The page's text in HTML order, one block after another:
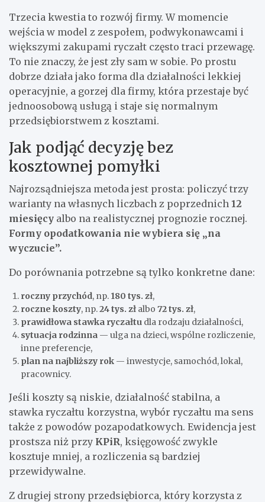
Trzecia kwestia to rozwój firmy. W momencie
wejścia w model z zespołem, podwykonawcami i
większymi zakupami ryczałt często traci przewagę.
To nie znaczy, że jest zły sam w sobie. Po prostu
dobrze działa jako forma dla działalności lekkiej
operacyjnie, a gorzej dla firmy, która przestaje być
jednoosobową usługą i staje się normalnym
przedsiębiorstwem z kosztami.
Jak podjąć decyzję bez
kosztownej pomyłki
Najrozsądniejsza metoda jest prosta: policzyć trzy
warianty na własnych liczbach z poprzednich 12
miesięcy albo na realistycznej prognozie rocznej.
Formy opodatkowania nie wybiera się „na
wyczucie”.
Do porównania potrzebne są tylko konkretne dane:
roczny przychód, np. 180 tys. zł,
roczne koszty, np.24 tys. zł albo 72 tys. zł,
prawidłowa stawka ryczałtu dla rodzaju działalności,
sytuacja rodzinna — ulga na dzieci, wspólne rozliczenie,
inne preferencje,
plan na najbliższy rok — inwestycje, samochód, lokal,
pracownicy.
Jeśli koszty są niskie, działalność stabilna, a
stawka ryczałtu korzystna, wybór ryczałtu ma sens
także z powodów pozapodatkowych. Ewidencja jest
prostsza niż przy KPiR, księgowość zwykle
kosztuje mniej, a rozliczenia są bardziej
przewidywalne.
Z drugiej strony przedsiębiorca, który korzysta z